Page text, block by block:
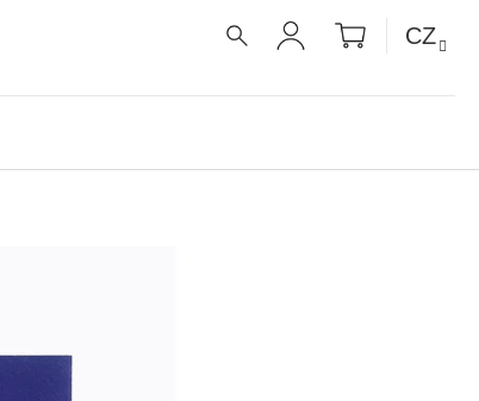
PŘIHLÁŠENÍ
NÁKUPNÍ
KOŠÍK
CZ